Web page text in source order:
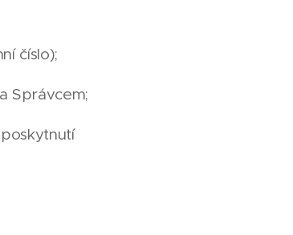
číslo);
Správcem;